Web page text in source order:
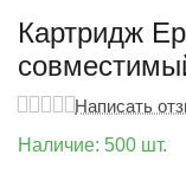
Картридж
Написать
Наличие: 500 шт.